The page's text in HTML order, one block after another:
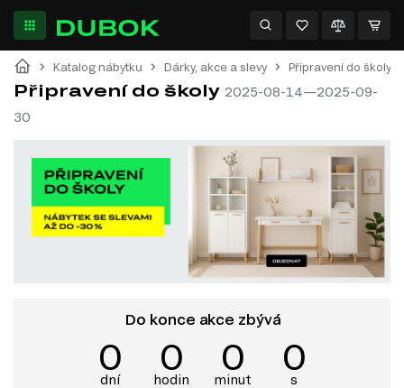
Katalog nábytku Dárky, akce a slevy Připravení do školy
Připravení do školy 2025-08-14—2025-09-
30
Do konce akce zbývá
0
dní
0
hodin
0
minut
0
s